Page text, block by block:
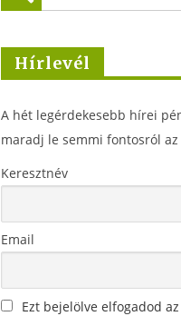
Hírlevél
A hét legérdekesebb hírei
maradj le semmi fontosról
Keresztnév
Email
Ezt bejelölve elfogadod